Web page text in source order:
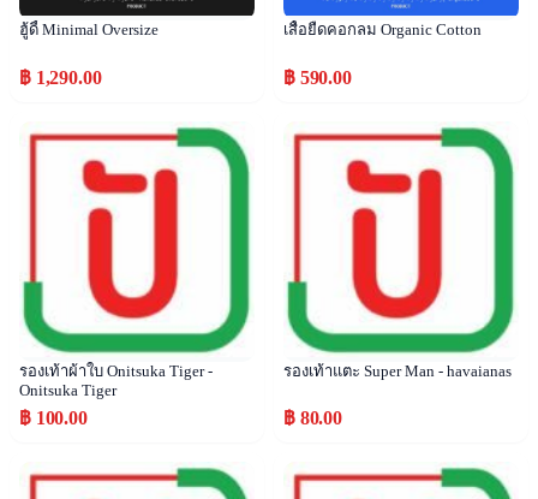
ฮู้ดี้ Minimal Oversize
฿ 1,290.00
เสื้อยืดคอกลม Organic Cotton
฿ 590.00
Popular
รองเท้าผ้าใบ Onitsuka Tiger -
Onitsuka Tiger
฿ 100.00
Popular
รองเท้าแตะ Super Man - havaianas
฿ 80.00
Popular Popular